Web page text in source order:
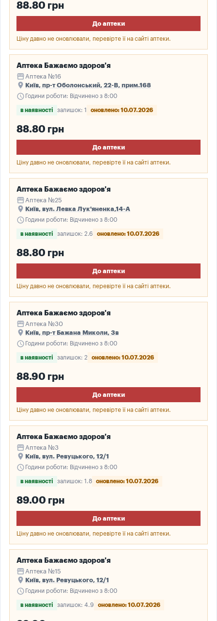
88.80 грн
До аптеки
Ціну давно не оновлювали, перевірте її на сайті аптеки.
Аптека Бажаємо здоров'я
storefront Аптека №16
place Київ, пр-т Оболонський, 22-В, прим.168
schedule Години роботи: Відчинено з 8:00
в наявності залишок: 1 оновлено: 10.07.2026
88.80 грн
До аптеки
Ціну давно не оновлювали, перевірте її на сайті аптеки.
Аптека Бажаємо здоров'я
storefront Аптека №25
place Київ, вул. Левка Лук'яненка,14-А
schedule Години роботи: Відчинено з 8:00
в наявності залишок: 2.6 оновлено: 10.07.2026
88.80 грн
До аптеки
Ціну давно не оновлювали, перевірте її на сайті аптеки.
Аптека Бажаємо здоров'я
storefront Аптека №30
place Київ, пр-т Бажана Миколи, 3в
schedule Години роботи: Відчинено з 8:00
в наявності залишок: 2 оновлено: 10.07.2026
88.90 грн
До аптеки
Ціну давно не оновлювали, перевірте її на сайті аптеки.
Аптека Бажаємо здоров'я
storefront Аптека №3
place Київ, вул. Ревуцького, 12/1
schedule Години роботи: Відчинено з 8:00
в наявності залишок: 1.8 оновлено: 10.07.2026
89.00 грн
До аптеки
Ціну давно не оновлювали, перевірте її на сайті аптеки.
Аптека Бажаємо здоров'я
storefront Аптека №15
place Київ, вул. Ревуцького, 12/1
schedule Години роботи: Відчинено з 8:00
в наявності залишок: 4.9 оновлено: 10.07.2026